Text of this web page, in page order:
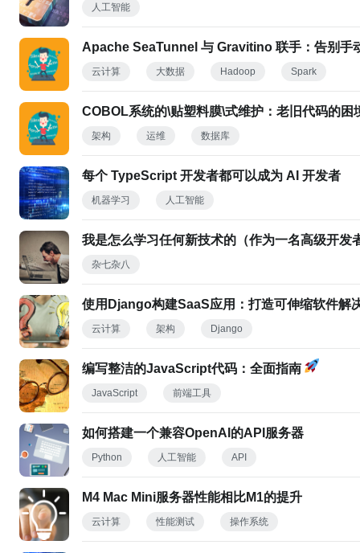
人工智能
Apache SeaTunnel 与 Gravitino 联手：告别手
云计算 大数据 Hadoop Spark
COBOL系统的\贴塑料膜\式维护：老旧代码的困
架构 运维 数据库
每个 TypeScript 开发者都可以成为 AI 开发者
机器学习 人工智能
我是怎么学习任何新技术的（作为一名高级开发
杂七杂八
使用Django构建SaaS应用：打造可伸缩软件解
云计算 架构 Django
编写整洁的JavaScript代码：全面指南
JavaScript 前端工具
如何搭建一个兼容OpenAI的API服务器
Python 人工智能 API
M4 Mac Mini服务器性能相比M1的提升
云计算 性能测试 操作系统